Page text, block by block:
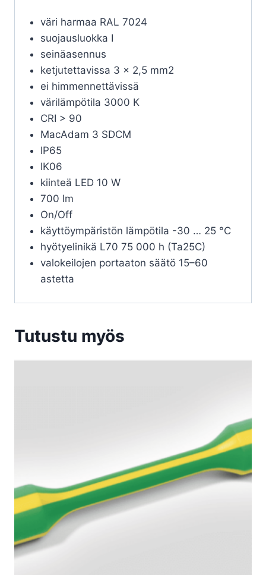
väri harmaa RAL 7024
suojausluokka I
seinäasennus
ketjutettavissa 3 x 2,5 mm2
ei himmennettävissä
värilämpötila 3000 K
CRI > 90
MacAdam 3 SDCM
IP65
IK06
kiinteä LED 10 W
700 lm
On/Off
käyttöympäristön lämpötila -30 … 25 °C
hyötyelinikä L70 75 000 h (Ta25C)
valokeilojen portaaton säätö 15–60
astetta
Tutustu myös